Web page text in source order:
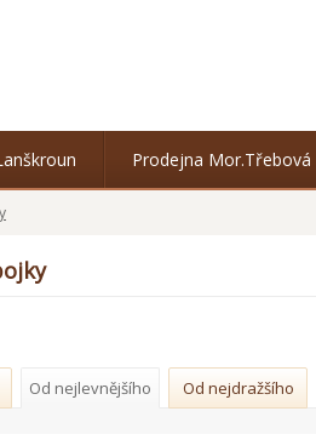
Prodejna Mor.Třebová
Od nejlevnějšího Od nejdražšího